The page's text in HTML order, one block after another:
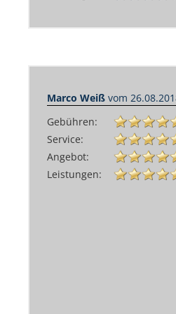
Marco Weiß vom
Gebühren:
Service:
Angebot:
Leistungen: